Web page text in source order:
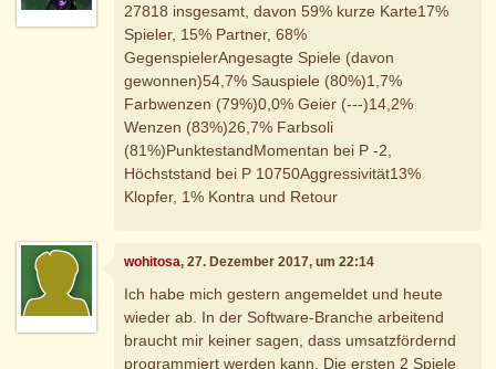
27818 insgesamt, davon 59% kurze Karte17%
Spieler, 15% Partner, 68%
GegenspielerAngesagte Spiele (davon
gewonnen)54,7% Sauspiele (80%)1,7%
Farbwenzen (79%)0,0% Geier (---)14,2%
Wenzen (83%)26,7% Farbsoli
(81%)PunktestandMomentan bei P -2,
Höchststand bei P 10750Aggressivität13%
Klopfer, 1% Kontra und Retour
wohitosa, 27. Dezember 2017, um 22:14
Ich habe mich gestern angemeldet und heute
wieder ab. In der Software-Branche arbeitend
braucht mir keiner sagen, dass umsatzfördernd
programmiert werden kann. Die ersten 2 Spiele